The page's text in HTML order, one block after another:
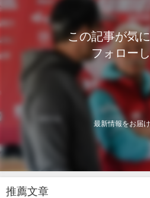
この記事が気
フォロー
最新情報をお届
推薦文章